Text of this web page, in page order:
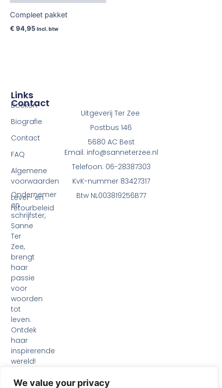
We value your privacy
Compleet pakket
€ 94,95 Incl. btw
Ondernemer
en
schrijfster,
Sanne
Ter
Zee,
brengt
haar
passie
voor
woorden
tot
leven.
Ontdek
haar
inspirerende
wereld!
a
n
i
Links
Boeken
Biografie
Contact
FAQ
Algemene
voorwaarden
Lever- en
retourbeleid
Contact
Uitgeverij Ter Zee
Postbus 146
5680 AC Best
Email: info@sanneterzee.nl
Telefoon: 06-28387303
KvK-nummer 83427317
Btw NL003819256B77